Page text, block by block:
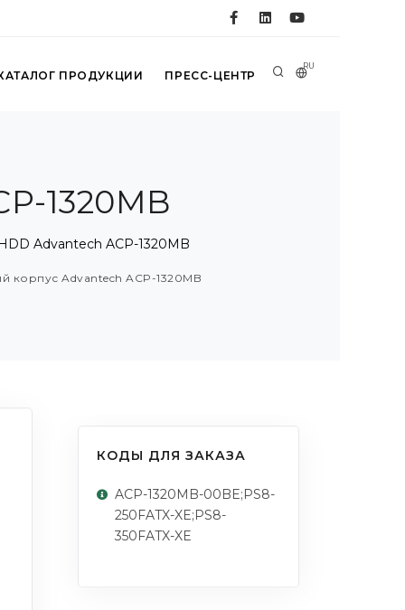
RU
ПРОДУКЦИИ ПРЕСС-ЦЕНТР
1320MB
Advantech ACP-1320MB
корпус Advantech ACP-1320MB
КОДЫ ДЛЯ ЗАКАЗА
ACP-1320MB-00BE;PS8-
250FATX-XE;PS8-
350FATX-XE